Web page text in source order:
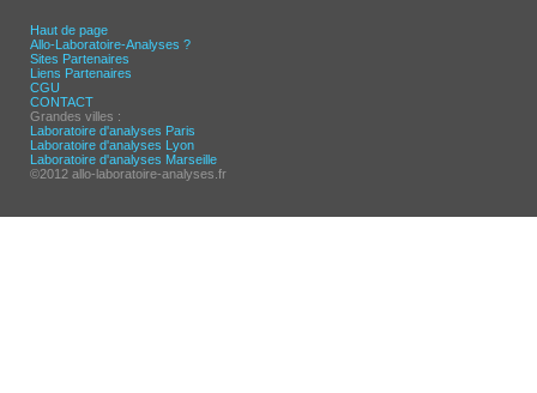
Haut de page
Allo-Laboratoire-Analyses ?
Sites Partenaires
Liens Partenaires
CGU
CONTACT
Grandes villes :
Laboratoire d'analyses Paris
Laboratoire d'analyses Lyon
Laboratoire d'analyses Marseille
©2012 allo-laboratoire-analyses.fr